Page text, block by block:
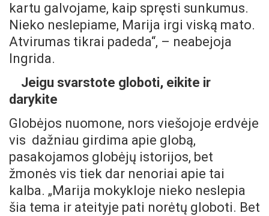
kartu galvojame, kaip spręsti sunkumus.
Nieko neslepiame, Marija irgi viską mato.
Atvirumas tikrai padeda“, – neabejoja
Ingrida.
Jeigu svarstote globoti, eikite ir
darykite
Globėjos nuomone, nors viešojoje erdvėje
vis dažniau girdima apie globą,
pasakojamos globėjų istorijos, bet
žmonės vis tiek dar nenoriai apie tai
kalba. „Marija mokykloje nieko neslepia
šia tema ir ateityje pati norėtų globoti. Bet